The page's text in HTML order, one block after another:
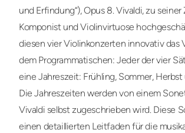
und Erfindung“), Opus 8. Vivaldi, zu
Komponist und Violinvirtuose
diesen vier Violinkonzerten innovativ das
dem Programmatischen: Jeder der vier
eine Jahreszeit: Frühling, Sommer,
Die Jahreszeiten werden von einem
Vivaldi selbst zugeschrieben wird. Diese
einen detaillierten Leitfaden für die